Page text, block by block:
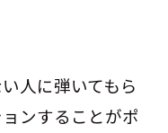
人に弾いてもら
ンすることがポ